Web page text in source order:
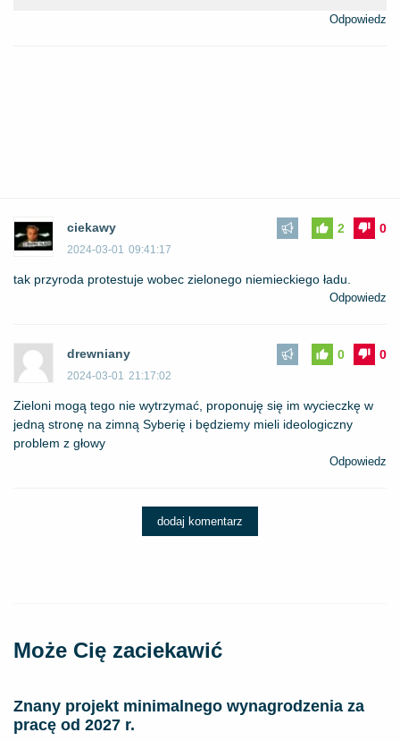
Odpowiedz
ciekawy
2024-03-01 09:41:17
0
2
tak przyroda protestuje wobec zielonego niemieckiego ładu.
Odpowiedz
drewniany
2024-03-01 21:17:02
0
0
Zieloni mogą tego nie wytrzymać, proponuję się im wycieczkę w
jedną stronę na zimną Syberię i będziemy mieli ideologiczny
problem z głowy
Odpowiedz
dodaj komentarz
Może Cię zaciekawić
Znany projekt minimalnego wynagrodzenia za
pracę od 2027 r.